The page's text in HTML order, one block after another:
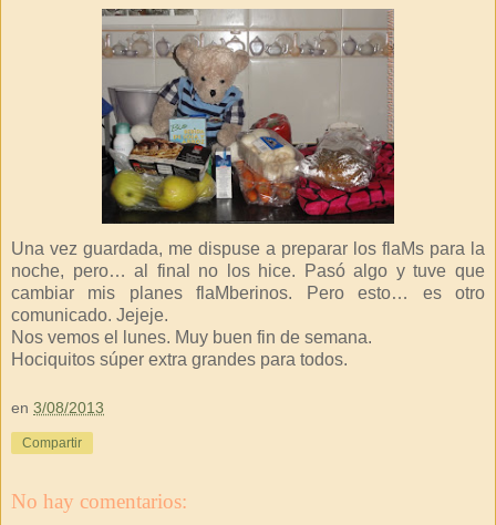
Una vez guardada, me dispuse a preparar los flaMs para la
noche, pero… al final no los hice. Pasó algo y tuve que
cambiar mis planes flaMberinos. Pero esto… es otro
comunicado. Jejeje.
Nos vemos el lunes. Muy buen fin de semana.
Hociquitos súper extra grandes para todos.
en 3/08/2013
Compartir
No hay comentarios: